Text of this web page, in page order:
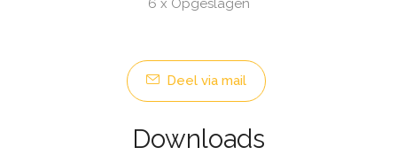
6 x Opgeslagen
Deel via mail
Downloads